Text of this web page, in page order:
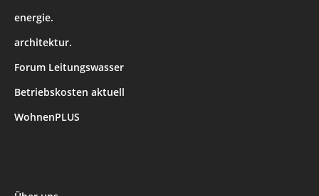
energie.
architektur.
Forum Leitungswasser
Betriebskosten aktuell
WohnenPLUS